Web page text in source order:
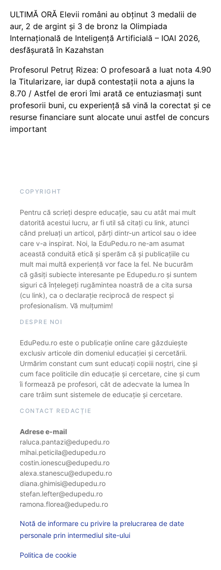
ULTIMĂ ORĂ Elevii români au obținut 3 medalii de
aur, 2 de argint și 3 de bronz la Olimpiada
Internațională de Inteligență Artificială – IOAI 2026,
desfășurată în Kazahstan
Profesorul Petruț Rizea: O profesoară a luat nota 4.90
la Titularizare, iar după contestații nota a ajuns la
8.70 / Astfel de erori îmi arată ce entuziasmați sunt
profesorii buni, cu experiență să vină la corectat și ce
resurse financiare sunt alocate unui astfel de concurs
important
COPYRIGHT
Pentru că scrieți despre educație, sau cu atât mai mult
datorită acestui lucru, ar fi util să citați cu link, atunci
când preluați un articol, părți dintr-un articol sau o idee
care v-a inspirat. Noi, la EduPedu.ro ne-am asumat
această conduită etică și sperăm că și publicațiile cu
mult mai multă experiență vor face la fel. Ne bucurăm
că găsiți subiecte interesante pe Edupedu.ro și suntem
siguri că înțelegeți rugămintea noastră de a cita sursa
(cu link), ca o declarație reciprocă de respect și
profesionalism. Vă mulțumim!
DESPRE NOI
EduPedu.ro este o publicație online care găzduiește
exclusiv articole din domeniul educației și cercetării.
Urmărim constant cum sunt educați copiii noștri, cine și
cum face politicile din educație și cercetare, cine și cum
îi formează pe profesori, cât de adecvate la lumea în
care trăim sunt sistemele de educație și cercetare.
CONTACT REDACȚIE
Adrese e-mail
raluca.pantazi@edupedu.ro
mihai.peticila@edupedu.ro
costin.ionescu@edupedu.ro
alexa.stanescu@edupedu.ro
diana.ghimisi@edupedu.ro
stefan.lefter@edupedu.ro
ramona.florea@edupedu.ro
Notă de informare cu privire la prelucrarea de date
personale prin intermediul site-ului
Politica de cookie